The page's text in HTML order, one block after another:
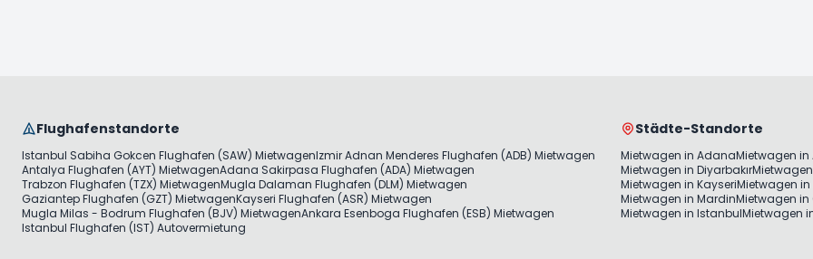
Flughafenstandorte
Istanbul Sabiha Gokcen Flughafen (SAW) MietwagenIzmir Adnan Menderes Flughafen (ADB) Mietwagen
Antalya Flughafen (AYT) MietwagenAdana Sakirpasa Flughafen (ADA) Mietwagen
Trabzon Flughafen (TZX) MietwagenMugla Dalaman Flughafen (DLM) Mietwagen
Gaziantep Flughafen (GZT) MietwagenKayseri Flughafen (ASR) Mietwagen
Mugla Milas - Bodrum Flughafen (BJV) MietwagenAnkara Esenboga Flughafen (ESB) Mietwagen
Istanbul Flughafen (IST) Autovermietung
Städte-Standorte
Mietwagen in AdanaMietwagen in
Mietwagen in Diyarbakır
Mietwagen in KayseriMietwagen in
Mietwagen in MardinMietwagen
Mietwagen in IstanbulMietwagen